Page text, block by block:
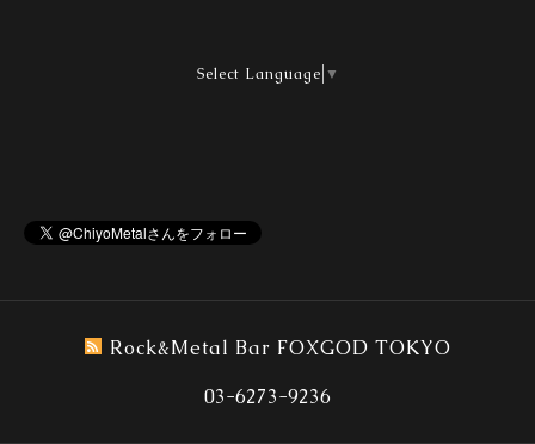
Select Language ▼
Rock&Metal Bar FOXGOD TOKYO
03-6273-9236